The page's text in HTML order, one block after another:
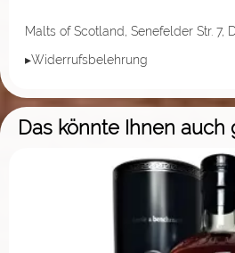
Malts of Scotland, Senefelder Str. 7,
▸Widerrufsbelehrung
Das könnte Ihnen auch